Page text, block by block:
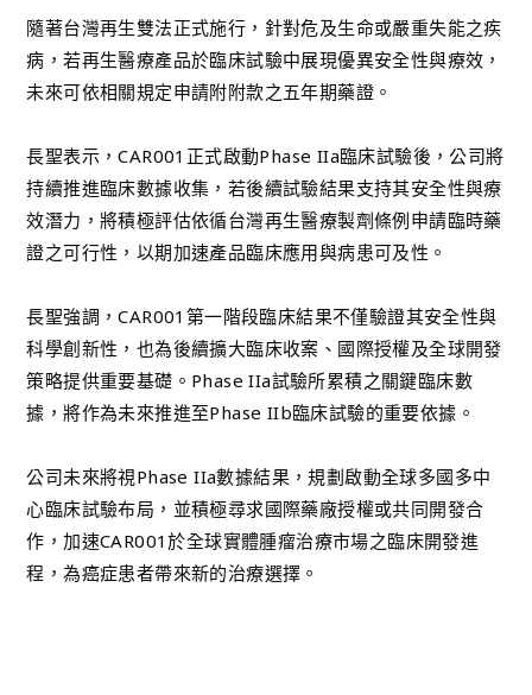
隨著台灣再生雙法正式施行，針對危及生命或嚴重失能之疾
病，若再生醫療產品於臨床試驗中展現優異安全性與療效，
未來可依相關規定申請附附款之五年期藥證。
長聖表示，CAR001正式啟動Phase IIa臨床試驗後，公司將
持續推進臨床數據收集，若後續試驗結果支持其安全性與療
效潛力，將積極評估依循台灣再生醫療製劑條例申請臨時藥
證之可行性，以期加速產品臨床應用與病患可及性。
長聖強調，CAR001第一階段臨床結果不僅驗證其安全性與
科學創新性，也為後續擴大臨床收案、國際授權及全球開發
策略提供重要基礎。Phase IIa試驗所累積之關鍵臨床數
據，將作為未來推進至Phase IIb臨床試驗的重要依據。
公司未來將視Phase IIa數據結果，規劃啟動全球多國多中
心臨床試驗布局，並積極尋求國際藥廠授權或共同開發合
作，加速CAR001於全球實體腫瘤治療市場之臨床開發進
程，為癌症患者帶來新的治療選擇。